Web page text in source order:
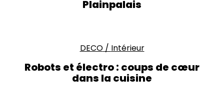
Plainpalais
DECO/ Intérieur
Robots et électro : coups de cœur
dans la cuisine